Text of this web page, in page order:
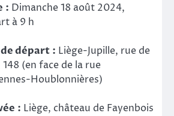
: Dimanche 18 août 2024,
à 9 h
de départ : Liège-Jupille, rue de
148 (en face de la rue
Houblonnières)
: Liège, château de Fayenbois